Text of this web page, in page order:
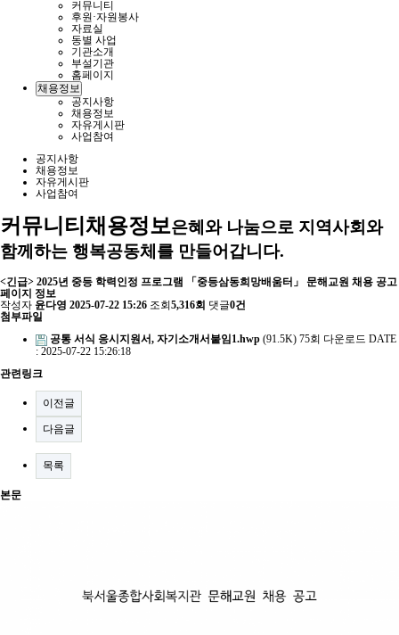
커뮤니티
후원·자원봉사
자료실
동별 사업
기관소개
부설기관
홈페이지
채용정보
공지사항
채용정보
자유게시판
사업참여
공지사항
채용정보
자유게시판
사업참여
커뮤니티 채용정보은혜와 나눔으로 지역사회와
함께하는 행복공동체를 만들어갑니다.
<긴급> 2025년 중등 학력인정 프로그램 「중등삼동희망배움터」 문해교원 채용 공고
페이지 정보
작성자 윤다영 2025-07-22 15:26 조회 5,316회 댓글0건
첨부파일
공통 서식 응시지원서, 자기소개서붙임1.hwp (91.5K) 75회 다운로드 DATE
: 2025-07-22 15:26:18
관련링크
이전글
다음글
목록
본문